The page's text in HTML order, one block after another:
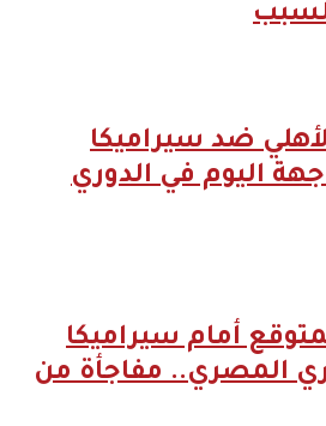
ضد سيراميكا
اليوم في الدوري
أمام سيراميكا
المصري.. مفاجأة من